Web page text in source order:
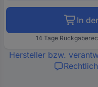
In
14 Tage
Hersteller bzw.